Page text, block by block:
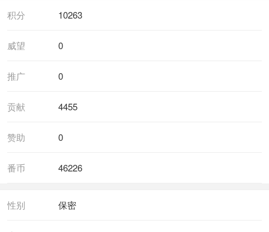
积分 10263
威望 0
推广 0
贡献 4455
赞助 0
番币 46226
性别 保密